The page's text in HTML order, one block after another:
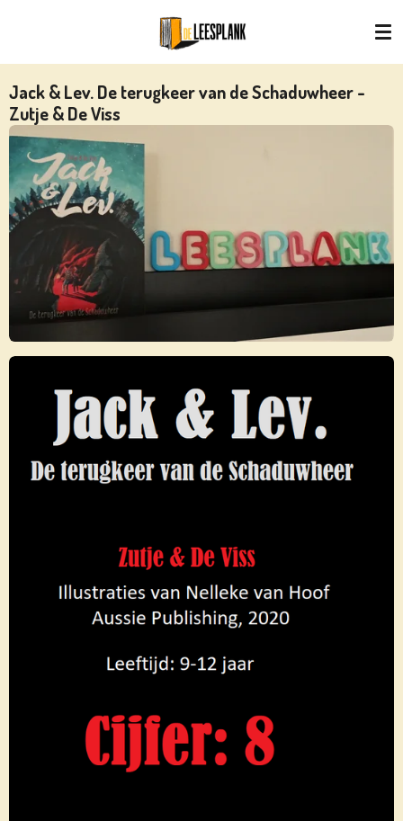
naar
de
hoofdinhoud
Jack & Lev. De terugkeer van de Schaduwheer -
Zutje & De Viss